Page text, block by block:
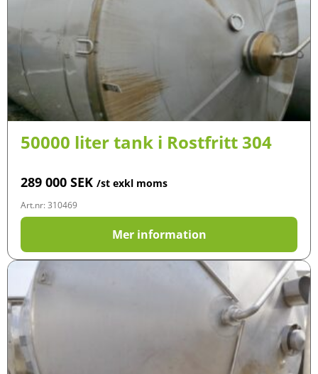
50000 liter tank i Rostfritt 304
289 000 SEK /st exkl moms
Art.nr: 310469
Mer information